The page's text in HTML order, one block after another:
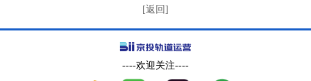
[返回]
----欢迎关注----